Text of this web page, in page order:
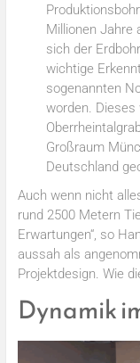
Millionen Jahre
sich der
wichtige
sogenannten
worden.
Großraum
Deutschland
Auch wenn nicht
rund 2500 Metern
Erwartungen“, so
aussah als
Projektdesign. Wie
Dynamik